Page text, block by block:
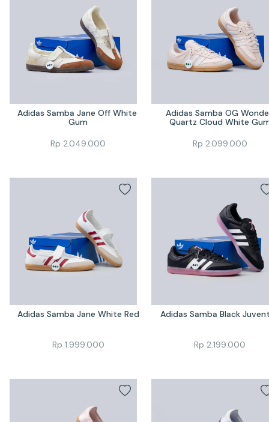
Adidas Samba Jane Off White
Gum
Rp 2.049.000
Adidas Samba OG
Quartz Cloud White
Rp 2.099.000
Adidas Samba Jane White Red
Rp 1.999.000
Adidas Samba Black
Rp 2.199.000